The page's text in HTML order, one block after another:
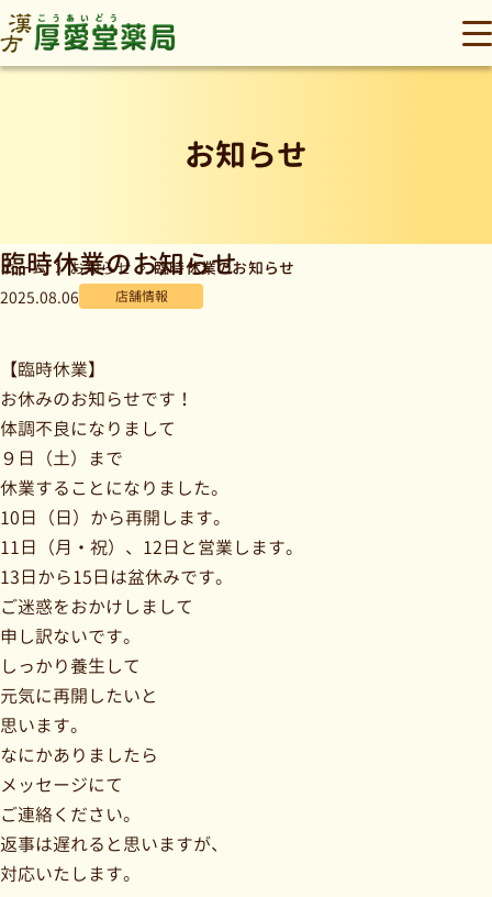
お知らせ
ホーム お知らせ 臨時休業のお知らせ
臨時休業のお知らせ
2025.08.06 店舗情報
【臨時休業】
お休みのお知らせです！
体調不良になりまして
９日（土）まで
休業することになりました。
10日（日）から再開します。
11日（月・祝）、12日と営業します。
13日から15日は盆休みです。
ご迷惑をおかけしまして
申し訳ないです。
しっかり養生して
元気に再開したいと
思います。
なにかありましたら
メッセージにて
ご連絡ください。
返事は遅れると思いますが、
対応いたします。